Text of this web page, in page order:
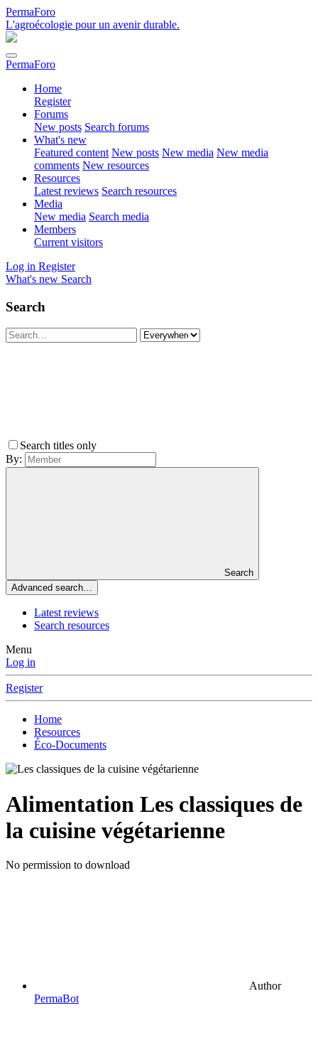
PermaForo
L'agroécologie pour un avenir durable.
PermaForo
Home
Register
Forums
New posts Search forums
What's new
Featured content New posts New media New media
comments New resources
Resources
Latest reviews Search resources
Media
New media Search media
Members
Current visitors
Log in Register
What's new Search
Search
Search titles only
By:
Search
Advanced search…
Latest reviews
Search resources
Menu
Log in
Register
Home
Resources
Éco-Documents
Alimentation Les classiques de
la cuisine végétarienne
No permission to download
Author
PermaBot